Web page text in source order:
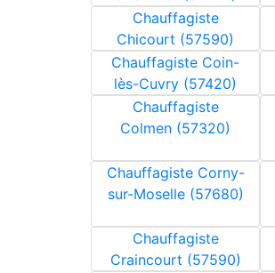
Chauffagiste
Chicourt (57590)
Chauffagiste Coin-
lès-Cuvry (57420)
Chauffagiste
Colmen (57320)
Chauffagiste Corny-
sur-Moselle (57680)
Chauffagiste
Craincourt (57590)